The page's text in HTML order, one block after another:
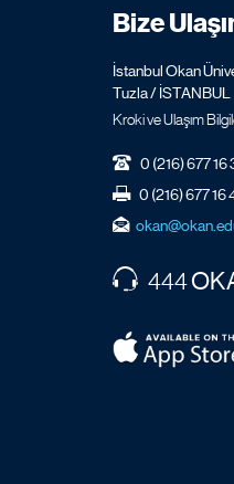
Bize
İstanbul Okan
Tuzla / İSTANBUL
Kroki ve Ulaşım
0 (216) 677 16
0 (216) 677 16
444